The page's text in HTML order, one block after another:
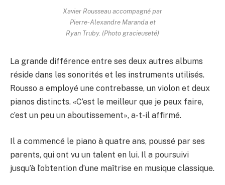
Xavier Rousseau accompagné par
Pierre-Alexandre Maranda et
Ryan Truby. (Photo gracieuseté)
La grande différence entre ses deux autres albums
réside dans les sonorités et les instruments utilisés.
Rousso a employé une contrebasse, un violon et deux
pianos distincts. «C’est le meilleur que je peux faire,
c’est un peu un aboutissement», a-t-il affirmé.
Il a commencé le piano à quatre ans, poussé par ses
parents, qui ont vu un talent en lui. Il a poursuivi
jusqu’à l’obtention d’une maîtrise en musique classique.